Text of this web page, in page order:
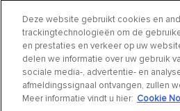
Privacyverklaring |Cookie Settings|Cookie
© 2024 DRiV Automotive Inc of één van
Deze website gebruikt cookies en
trackingtechnologieën om de
en prestaties en verkeer op uw
delen we informatie over uw gebruik
sociale media-, advertentie- en
afmeldingssignaal ontvangen, zullen
Meer informatie vindt u hier: Cookie